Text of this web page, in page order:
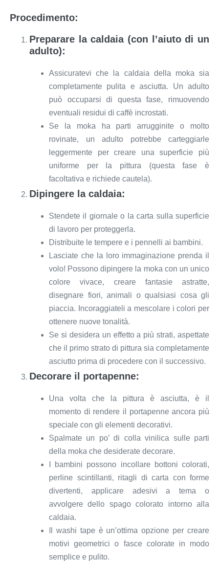
Procedimento:
Preparare la caldaia (con l’aiuto di un
adulto):
Assicuratevi che la caldaia della moka sia
completamente pulita e asciutta. Un adulto
può occuparsi di questa fase, rimuovendo
eventuali residui di caffè incrostati.
Se la moka ha parti arrugginite o molto
rovinate, un adulto potrebbe carteggiarle
leggermente per creare una superficie più
uniforme per la pittura (questa fase è
facoltativa e richiede cautela).
Dipingere la caldaia:
Stendete il giornale o la carta sulla superficie
di lavoro per proteggerla.
Distribuite le tempere e i pennelli ai bambini.
Lasciate che la loro immaginazione prenda il
volo! Possono dipingere la moka con un unico
colore vivace, creare fantasie astratte,
disegnare fiori, animali o qualsiasi cosa gli
piaccia. Incoraggiateli a mescolare i colori per
ottenere nuove tonalità.
Se si desidera un effetto a più strati, aspettate
che il primo strato di pittura sia completamente
asciutto prima di procedere con il successivo.
Decorare il portapenne:
Una volta che la pittura è asciutta, è il
momento di rendere il portapenne ancora più
speciale con gli elementi decorativi.
Spalmate un po’ di colla vinilica sulle parti
della moka che desiderate decorare.
I bambini possono incollare bottoni colorati,
perline scintillanti, ritagli di carta con forme
divertenti, applicare adesivi a tema o
avvolgere dello spago colorato intorno alla
caldaia.
Il washi tape è un’ottima opzione per creare
motivi geometrici o fasce colorate in modo
semplice e pulito.